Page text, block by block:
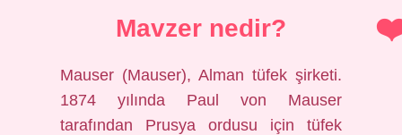
Mavzer nedir?
Mauser (Mauser), Alman tüfek şirketi.
1874 yılında Paul von Mauser
tarafından Prusya ordusu için tüfek